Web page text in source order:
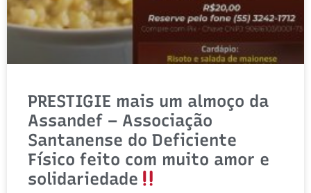
PRESTIGIE mais um almoço da
Assandef – Associação
Santanense do Deficiente
Físico feito com muito amor e
solidariedade